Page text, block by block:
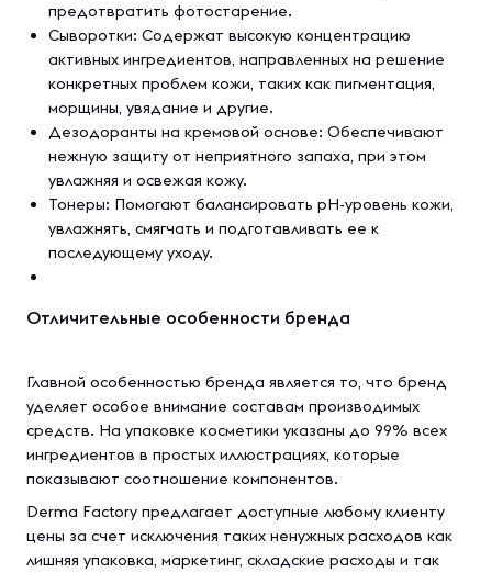
предотвратить фотостарение.
Сыворотки: Содержат высокую концентрацию
активных ингредиентов, направленных на решение
конкретных проблем кожи, таких как пигментация,
морщины, увядание и другие.
Дезодоранты на кремовой основе: Обеспечивают
нежную защиту от неприятного запаха, при этом
увлажняя и освежая кожу.
Тонеры: Помогают балансировать pH-уровень кожи,
увлажнять, смягчать и подготавливать ее к
последующему уходу.
Отличительные особенности бренда
Главной особенностью бренда является то, что бренд
уделяет особое внимание составам производимых
средств. На упаковке косметики указаны до 99% всех
ингредиентов в простых иллюстрациях, которые
показывают соотношение компонентов.
Derma Factory предлагает доступные любому клиенту
цены за счет исключения таких ненужных расходов как
лишняя упаковка, маркетинг, складские расходы и так